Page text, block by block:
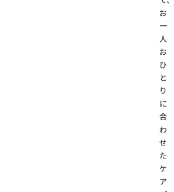
お
一
人
お
ひ
と
り
に
合
わ
せ
た
ケ
ア